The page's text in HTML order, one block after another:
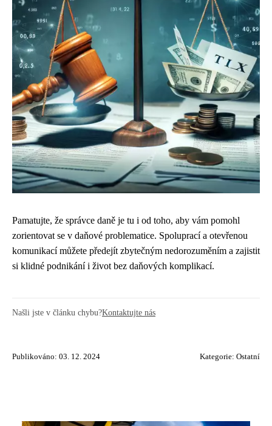
Pamatujte, že správce daně je tu i od toho, aby vám pomohl
zorientovat se v daňové problematice. Spoluprací a otevřenou
komunikací můžete předejít zbytečným nedorozuměním a zajistit
si klidné podnikání i život bez daňových komplikací.
Našli jste v článku chybu?Kontaktujte nás
Publikováno: 03. 12. 2024 Kategorie: Ostatní